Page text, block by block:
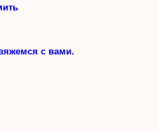
с вами.